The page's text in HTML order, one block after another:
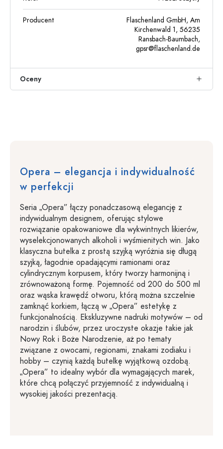
Producent
Flaschenland GmbH, Am
Kirchenwald 1, 56235
Ransbach-Baumbach,
gpsr@flaschenland.de
Oceny
Opera – elegancja i indywidualność
w perfekcji
Seria „Opera” łączy ponadczasową elegancję z
indywidualnym designem, oferując stylowe
rozwiązanie opakowaniowe dla wykwintnych likierów,
wyselekcjonowanych alkoholi i wyśmienitych win. Jako
klasyczna butelka z prostą szyjką wyróżnia się długą
szyjką, łagodnie opadającymi ramionami oraz
cylindrycznym korpusem, który tworzy harmonijną i
zrównoważoną formę. Pojemność od 200 do 500 ml
oraz wąska krawędź otworu, którą można szczelnie
zamknąć korkiem, łączą w „Opera” estetykę z
funkcjonalnością. Ekskluzywne nadruki motywów – od
narodzin i ślubów, przez uroczyste okazje takie jak
Nowy Rok i Boże Narodzenie, aż po tematy
związane z owocami, regionami, znakami zodiaku i
hobby – czynią każdą butelkę wyjątkową ozdobą.
„Opera” to idealny wybór dla wymagających marek,
które chcą połączyć przyjemność z indywidualną i
wysokiej jakości prezentacją.